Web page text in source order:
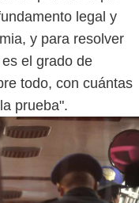
legal y
y para resolver
el grado de
todo, con cuántas
prueba".